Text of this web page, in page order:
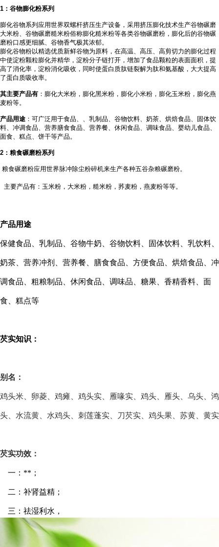
1 ：谷物膨化粉系列
膨化谷物系列应用世界双螺杆挤压生产设备，采用挤压膨化技术生产谷物碾磨
大米粉、谷物碾磨糙米粉俗称膨化糙米粉等各类谷物碾磨粉，膨化后的谷物碾
磨粉口感更细腻、谷物香气极其浓郁。
膨化谷物粉以精选优质新鲜谷物为原料，在高温、高压、高剪切力的膨化过程
中使淀粉颗粒膨化并精华，淀粉分子链打开，增加了食品颗粒的表面面积，提
高了消化率，淀粉消化吸收，同时使蛋白质肽链裂解为肽和氨基酸，大大提高
了蛋白质吸收率。
其主要产品有 ：膨化大米粉，膨化黑米粉，膨化小米粉，膨化玉米粉，膨化燕
麦粉等。
产品用途 ：可广泛用于食品、 、乳制品、谷物饮料、奶茶、烘焙食品、固体饮
料、冲调食品、营养膳食食品、营养餐、休闲食品、调味食品、婴幼儿食品、
面食、糕点、饼干等产品。
2 ：粮食碾磨粉系列
粮食碾磨粉应用世界脉冲除尘粉碎机来生产各种五谷杂粮碾磨粉。
主要产品有：玉米粉，大米粉，糙米粉，荞麦粉，燕麦粉等等。
产品用途
保健食品、乳制品、谷物牛奶、谷物饮料、固体饮料、乳饮料、
奶茶、营养冲剂、营养餐、膳食食品、方便食品、烘焙食品、冲
调食品、粗粮制品、休闲食品、调味品、糖果、香精香料、面
食、糕点等
芡实知识：
别名：
鸡头米、卵菱、鸡瘫、鸡头实、雁喙实、鸡头、雁头、乌头、鸿
头、水流黄、水鸡头、刺莲蓬实、刀芡实、鸡头果、苏黄、黄实
芡实功效：
一：**；
二：补肾益精；
三：祛湿利水 ，